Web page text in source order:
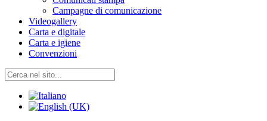
Campagne di comunicazione
Videogallery
Carta e digitale
Carta e igiene
Convenzioni